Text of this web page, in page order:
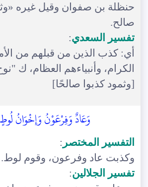
حنظلة بن صفوان وقيل غيره
صالح.
تفسير السعدي:
أي: كذب الذين من قبلهم من
الكرام، وأنبياءهم العظام، ك
[وثمود كذبوا صالحًا]
وَعَادٌ وَفِرْعَوْنُ وَإِخْوَانُ
التفسير المختصر :
وكذبت عاد وفرعون، وقوم لوط.
تفسير الجلالين: